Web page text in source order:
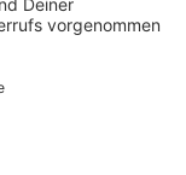
Schöne
´ne
die
Falk